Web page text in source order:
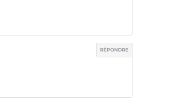
RÉPONDRE